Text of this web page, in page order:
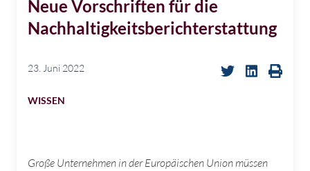
Neue Vorschriften für die
Nachhaltigkeitsberichterstattung
23. Juni 2022
WISSEN
Große Unternehmen in der Europäischen Union müssen